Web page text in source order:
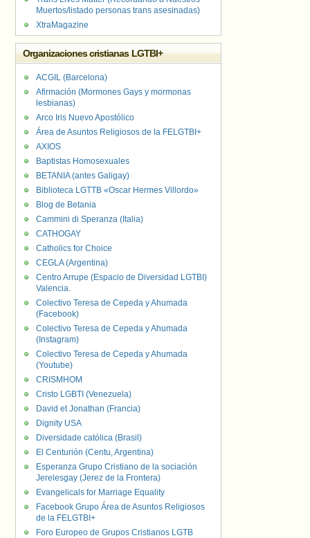
Muertos/listado personas trans asesinadas)
XtraMagazine
Organizaciones cristianas LGTBI+
ACGIL (Barcelona)
Afirmación (Mormones Gays y mormonas
lesbianas)
Arco Iris Nuevo Apostólico
Área de Asuntos Religiosos de la FELGTBI+
AXIOS
Baptistas Homosexuales
BETANIA (antes Galigay)
Biblioteca LGTTB «Oscar Hermes Villordo»
Blog de Betania
Cammini di Speranza (Italia)
CATHOGAY
Catholics for Choice
CEGLA (Argentina)
Centro Arrupe (Espacio de Diversidad LGTBI)
Valencia.
Colectivo Teresa de Cepeda y Ahumada
(Facebook)
Colectivo Teresa de Cepeda y Ahumada
(Instagram)
Colectivo Teresa de Cepeda y Ahumada
(Youtube)
CRISMHOM
Cristo LGBTI (Venezuela)
David et Jonathan (Francia)
Dignity USA
Diversidade católica (Brasil)
El Centurión (Centu, Argentina)
Esperanza Grupo Cristiano de la sociación
Jerelesgay (Jerez de la Frontera)
Evangelicals for Marriage Equality
Facebook Grupo Área de Asuntos Religiosos
de la FELGTBI+
Foro Europeo de Grupos Cristianos LGTB